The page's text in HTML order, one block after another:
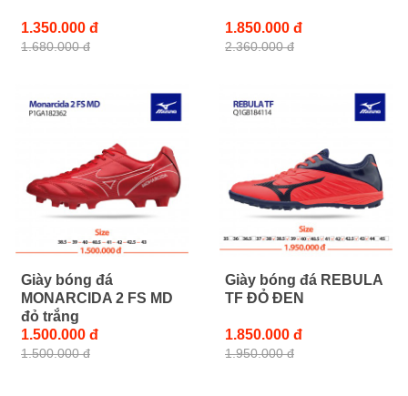
1.350.000 đ
1.680.000 đ
1.850.000 đ
2.360.000 đ
Giày bóng đá
MONARCIDA 2 FS MD
đỏ trắng
1.500.000 đ
1.500.000 đ
Giày bóng đá REBULA
TF ĐỎ ĐEN
1.850.000 đ
1.950.000 đ